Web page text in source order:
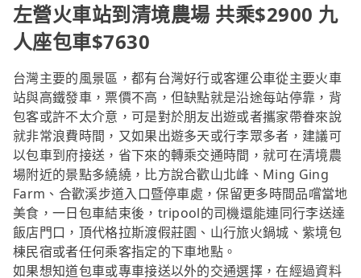
左營火車站到清境農場 共乘$2900 九
人座包車$7630
台灣主要的風景區，都有台灣好行或客運公車從主要火車
站與高鐵發車，票價不高，但缺點就是沿途每站停靠，背
包客或許不太介意，可是對於朋友出遊或者攜家帶眷來說
就非常浪費時間，又如果出遊多天或行李眾多者，建議可
以包車到府接送，省下來的轉乘交通時間，就可在清境農
場附近的景點多繞繞，比方說合歡山北峰、Ming Ging
Farm、合歡溪步道入口暨停車處，保留更多時間品嚐當地
美食，一日包車結束後，tripool的司機還能連同行李送達
飯店門口，頂代格拉斯渡假莊園、山行旅火鍋城、紫境包
棟民宿或者任何乘客指定的下車地點。
如果想知道包車或專車接送以外的交通選擇，在經過資料